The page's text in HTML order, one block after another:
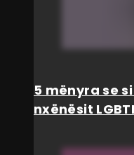
5 mënyra se
nxënësit